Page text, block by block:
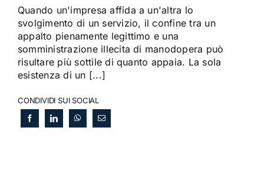
Quando un'impresa affida a un'altra lo
svolgimento di un servizio, il confine tra un
appalto pienamente legittimo e una
somministrazione illecita di manodopera può
risultare più sottile di quanto appaia. La sola
esistenza di un [...]
CONDIVIDI SUI SOCIAL